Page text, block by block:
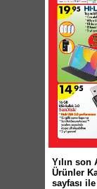
Yılın son
Ürünler
sayfası